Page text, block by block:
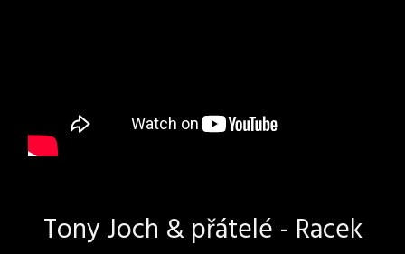
Tony Joch & přátelé - Racek